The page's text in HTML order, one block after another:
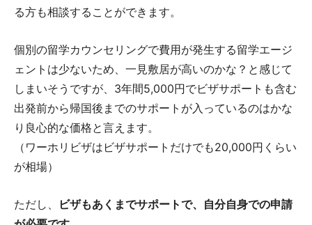
る方も相談することができます。
個別の留学カウンセリングで費用が発生する留学エージ
ェントは少ないため、一見敷居が高いのかな？と感じて
しまいそうですが、3年間5,000円でビザサポートも含む
出発前から帰国後までのサポートが入っているのはかな
り良心的な価格と言えます。
（ワーホリビザはビザサポートだけでも20,000円くらい
が相場）
ただし、
ビザもあくまでサポートで、自分自身での申請